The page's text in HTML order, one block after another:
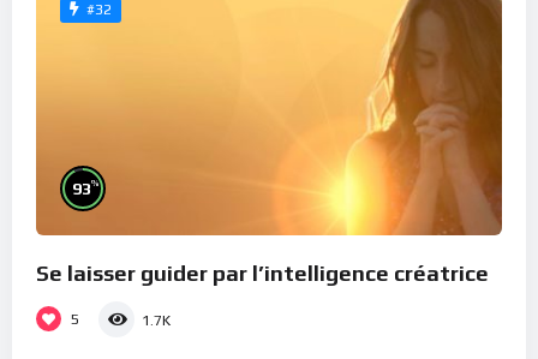
#32
93%
Se laisser guider par l’intelligence créatrice
5 1.7K